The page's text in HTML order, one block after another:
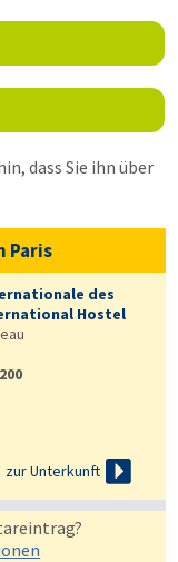
dass Sie ihn über
Paris
des
Hostel
zur Unterkunft 